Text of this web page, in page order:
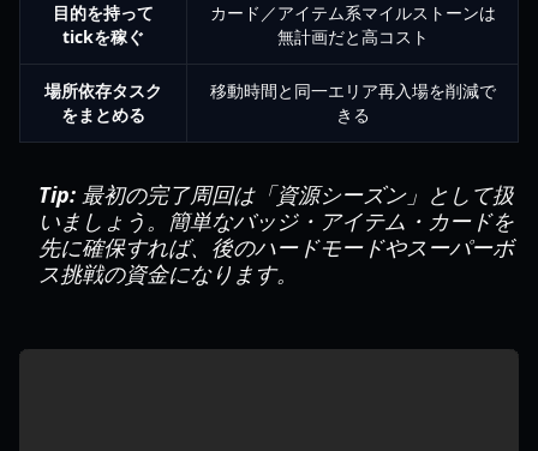
目的を持って
tickを稼ぐ
カード／アイテム系マイルストーンは
無計画だと高コスト
場所依存タスク
をまとめる
移動時間と同一エリア再入場を削減で
きる
Tip: 最初の完了周回は「資源シーズン」として扱
いましょう。簡単なバッジ・アイテム・カードを
先に確保すれば、後のハードモードやスーパーボ
ス挑戦の資金になります。